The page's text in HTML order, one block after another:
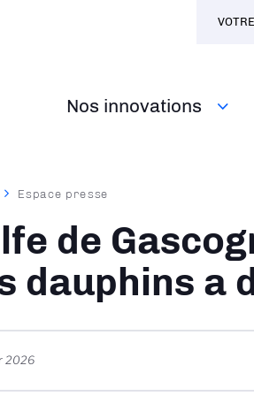
Nos innovations
Espace presse
de
dauphins a
2026